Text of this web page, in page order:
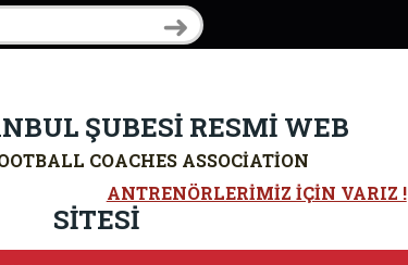
ŞUBESİ RESMİ WEB
SİTESİ
COACHES ASSOCIATION
ANTRENÖRLERIMIZ IÇIN VARIZ !